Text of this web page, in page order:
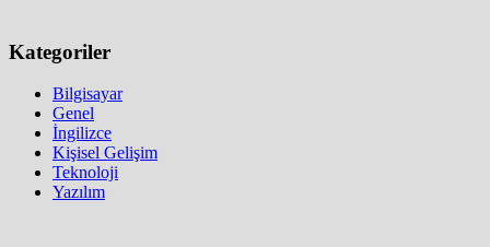
Kategoriler
Bilgisayar
Genel
İngilizce
Kişisel Gelişim
Teknoloji
Yazılım